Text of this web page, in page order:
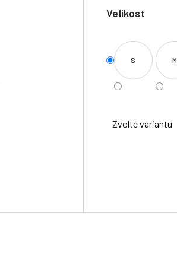
Velikost
S M
Zvolte variantu